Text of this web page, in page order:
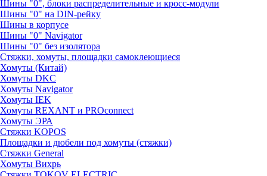
Шины "0", блоки распределительные и кросс-модули
Шины "0" на DIN-рейку
Шины в корпусе
Шины "0" Navigator
Шины "0" без изолятора
Стяжки, хомуты, площадки самоклеющиеся
Хомуты (Китай)
Хомуты DKC
Хомуты Navigator
Хомуты IEK
Хомуты REXANT и PROconnect
Хомуты ЭРА
Стяжки KOPOS
Площадки и дюбели под хомуты (стяжки)
Стяжки General
Хомуты Вихрь